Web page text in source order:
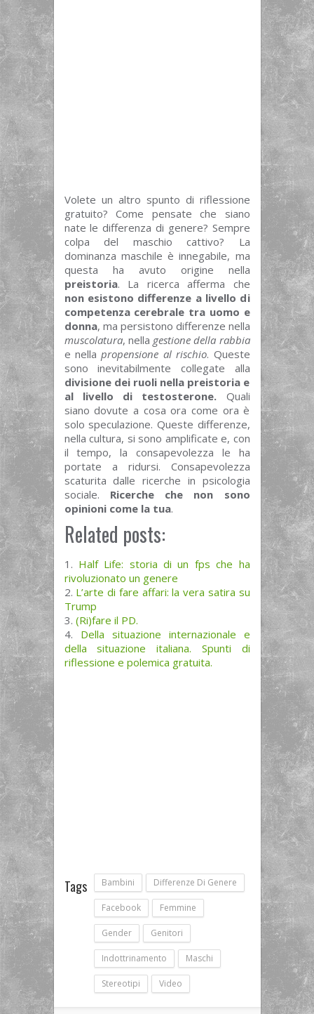
Volete un altro spunto di riflessione
gratuito? Come pensate che siano
nate le differenza di genere? Sempre
colpa del maschio cattivo? La
dominanza maschile è innegabile, ma
questa ha avuto origine nella
preistoria. La ricerca afferma che
non esistono differenze a livello di
competenza cerebrale tra uomo e
donna, ma persistono differenze nella
muscolatura, nella gestione della rabbia
e nellapropensione al rischio. Queste
sono inevitabilmente collegate alla
divisione dei ruoli nella preistoria e
al livello di testosterone. Quali
siano dovute a cosa ora come ora è
solo speculazione. Queste differenze,
nella cultura, si sono amplificate e, con
il tempo, la consapevolezza le ha
portate a ridursi. Consapevolezza
scaturita dalle ricerche in psicologia
sociale. Ricerche che non sono
opinioni come la tua.
Related posts:
Half Life: storia di un fps che ha
rivoluzionato un genere
L’arte di fare affari: la vera satira su
Trump
(Ri)fare il PD.
Della situazione internazionale e
della situazione italiana. Spunti di
riflessione e polemica gratuita.
Tags Bambini Differenze Di Genere
Facebook Femmine
Gender Genitori
Indottrinamento Maschi
Stereotipi Video